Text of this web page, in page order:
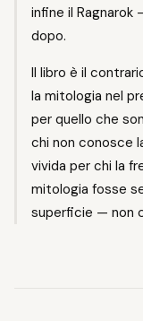
infine il
dopo.
Il libro è il
la mitologia nel
per quello che
chi non conosce
vivida per chi la
mitologia fosse
superficie — non